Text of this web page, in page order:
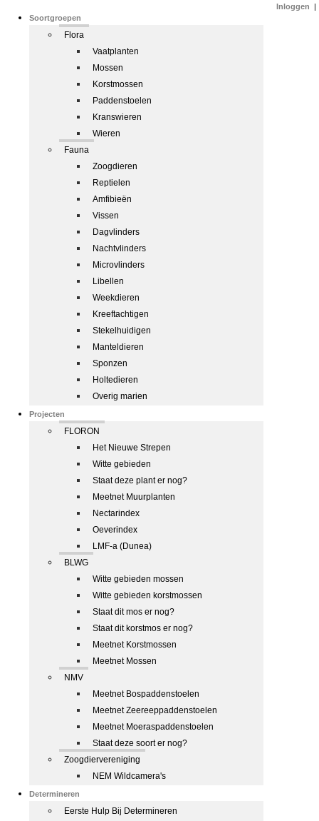
Soortgroepen
Flora
Vaatplanten
Mossen
Korstmossen
Paddenstoelen
Kranswieren
Wieren
Fauna
Zoogdieren
Reptielen
Amfibieën
Vissen
Dagvlinders
Nachtvlinders
Microvlinders
Libellen
Weekdieren
Kreeftachtigen
Stekelhuidigen
Manteldieren
Sponzen
Holtedieren
Overig marien
Projecten
FLORON
Het Nieuwe Strepen
Witte gebieden
Staat deze plant er nog?
Meetnet Muurplanten
Nectarindex
Oeverindex
LMF-a (Dunea)
BLWG
Witte gebieden mossen
Witte gebieden korstmossen
Staat dit mos er nog?
Staat dit korstmos er nog?
Meetnet Korstmossen
Meetnet Mossen
NMV
Meetnet Bospaddenstoelen
Meetnet Zeereeppaddenstoelen
Meetnet Moeraspaddenstoelen
Staat deze soort er nog?
Zoogdiervereniging
NEM Wildcamera's
Determineren
Eerste Hulp Bij Determineren
Inloggen |